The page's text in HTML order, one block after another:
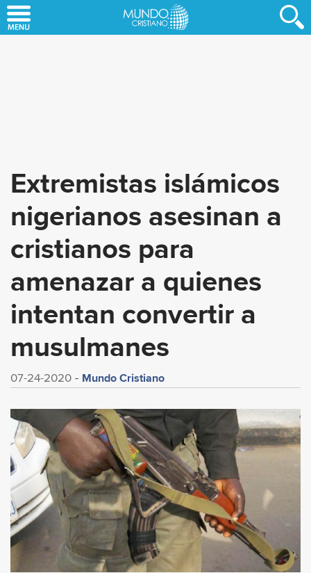
to
Extremistas islámicos
nigerianos asesinan a
cristianos para
amenazar a quienes
intentan convertir a
musulmanes
07-24-2020 Mundo Cristiano